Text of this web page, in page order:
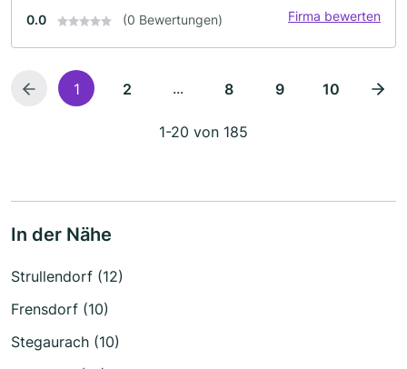
0.0 (0 Bewertungen) Firma bewerten
1 2 ... 8 9 10
1-20 von 185
In der Nähe
Strullendorf (12)
Frensdorf (10)
Stegaurach (10)